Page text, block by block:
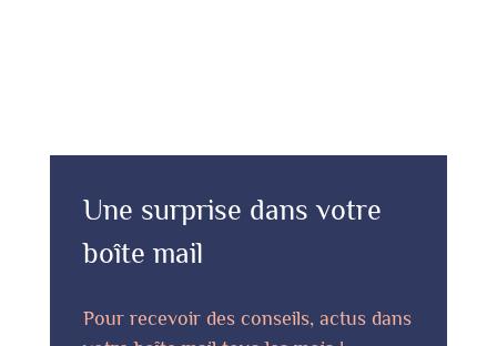
Une surprise dans votre
boîte mail
Pour recevoir des conseils, actus dans